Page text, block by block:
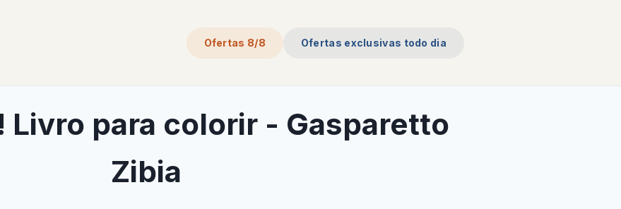
Ofertas 8/8 Ofertas exclusivas todo dia
Livro para colorir - Gasparetto
Zibia